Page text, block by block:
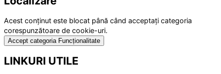
Acest conținut este blocat până când acceptați categoria
corespunzătoare de cookie-uri.
Accept categoria Funcționalitate
LINKURI UTILE